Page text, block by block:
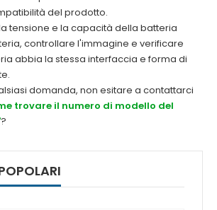
del prodotto.
tensione e la capacità della batteria
controllare l'immagine e verificare
abbia la stessa interfaccia e forma di
domanda, non esitare a contattarci
trovare il numero di modello del
?